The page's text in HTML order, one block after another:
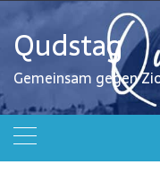
Zum
Inhalt
springen
Qudstag
Gemeinsam gegen